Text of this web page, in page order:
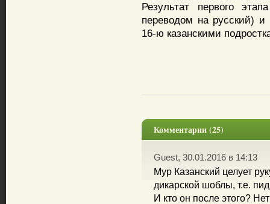
Результат первого
переводом на русский)
16-ю казанскими
Комментарии (25)
Guest, 30.01.2016 в 14:13
Мур Казанский целует
дикарской шоблы, т.е.
И кто он после этого?